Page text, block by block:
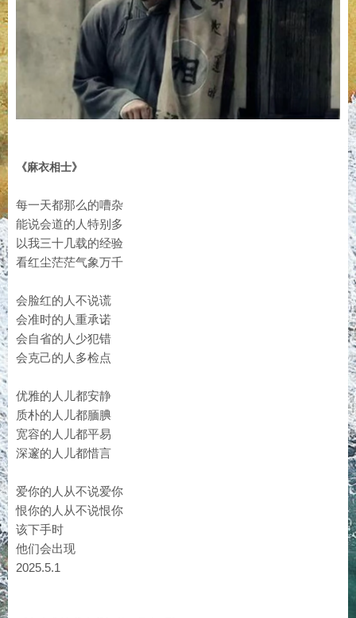
《麻衣相士》
每一天都那么的嘈杂
能说会道的人特别多
以我三十几载的经验
看红尘茫茫气象万千
会脸红的人不说谎
会准时的人重承诺
会自省的人少犯错
会克己的人多检点
优雅的人儿都安静
质朴的人儿都腼腆
宽容的人儿都平易
深邃的人儿都惜言
爱你的人从不说爱你
恨你的人从不说恨你
该下手时
他们会出现
2025.5.1